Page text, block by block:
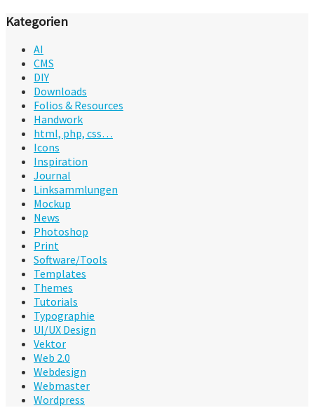
Kategorien
AI
CMS
DIY
Downloads
Folios & Resources
Handwork
html, php, css…
Icons
Inspiration
Journal
Linksammlungen
Mockup
News
Photoshop
Print
Software/Tools
Templates
Themes
Tutorials
Typographie
UI/UX Design
Vektor
Web 2.0
Webdesign
Webmaster
Wordpress